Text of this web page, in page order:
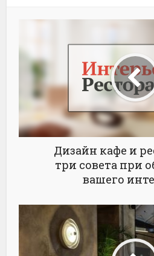
Дизайн кафе и
три совета при
вашего